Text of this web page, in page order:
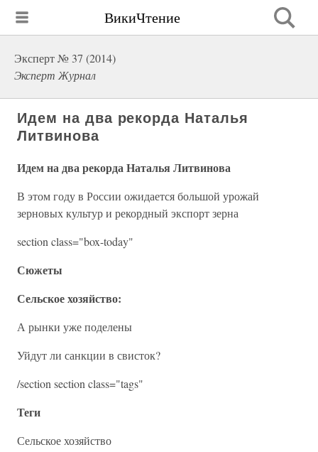
ВикиЧтение
Эксперт № 37 (2014)
Эксперт Журнал
Идем на два рекорда Наталья
Литвинова
Идем на два рекорда Наталья Литвинова
В этом году в России ожидается большой урожай
зерновых культур и рекордный экспорт зерна
section class="box-today"
Сюжеты
Сельское хозяйство:
А рынки уже поделены
Уйдут ли санкции в свисток?
/section section class="tags"
Теги
Сельское хозяйство